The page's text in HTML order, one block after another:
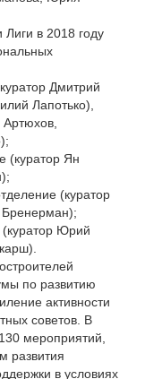
в 2018 году
Дмитрий
Лапотько),
Артюхов,
(куратор Ян
(куратор
Бренерман);
(куратор Юрий
по развитию
активности
советов. В
мероприятий,
развития
в условиях